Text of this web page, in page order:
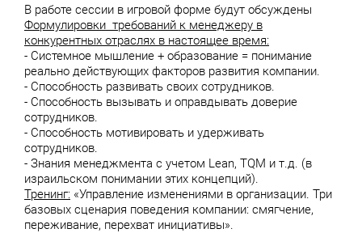
В работе сессии в игровой форме будут обсуждены
Формулировки требований к менеджеру в
конкурентных отраслях в настоящее время:
- Системное мышление + образование = понимание
реально действующих факторов развития компании.
- Способность развивать своих сотрудников.
- Способность вызывать и оправдывать доверие
сотрудников.
- Способность мотивировать и удерживать
сотрудников.
- Знания менеджмента с учетом Lean, TQM и т.д. (в
израильском понимании этих концепций).
Тренинг: «Управление изменениями в организации. Три
базовых сценария поведения компании: смягчение,
переживание, перехват инициативы».